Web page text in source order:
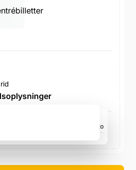
Pizjuán
Dato, Avenida de Eduardo Dato